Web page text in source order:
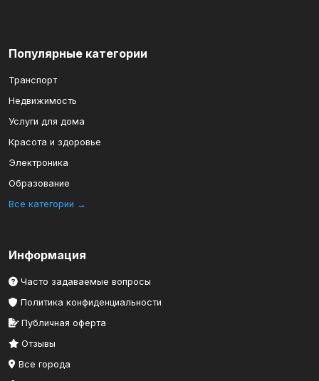
Популярные категории
Транспорт
Недвижимость
Услуги для дома
Красота и здоровье
Электроника
Образование
Все категории →
Информация
Часто задаваемые вопросы
Политика конфиденциальности
Публичная оферта
Отзывы
Все города